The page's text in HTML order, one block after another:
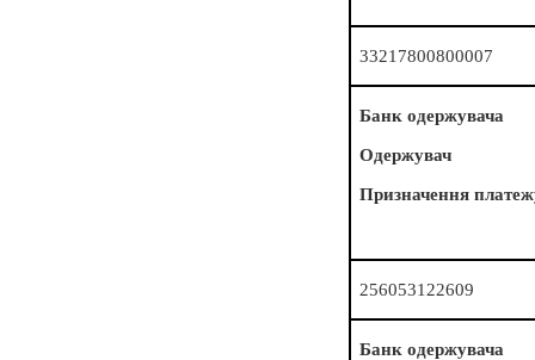
33217800800007
Банк одержувача
Одержувач
Призначення
256053122609
Банк одержувача